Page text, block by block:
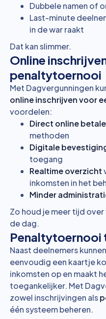
Dubbele namen of
Last-minute
in de war raakt
Dat kan slimmer.
Online
penaltytoernooi
Met Dagvergunningen
online inschrijven voor
voordelen:
Direct online
methoden
Digitale
toegang
Realtime overzicht
inkomsten in het
Minder
Zo houd je meer tijd
de dag.
Naast deelnemers
eenvoudig een kaartje
inkomsten op en maakt
toegankelijker. Met
zowel inschrijvingen als
één systeem beheren.